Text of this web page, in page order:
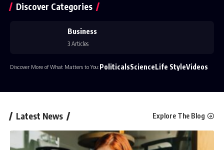
Discover Categories
Business
3 Articles
Discover More of What Matters to You:PoliticalsScienceLife StyleVideos
Latest News Explore The Blog